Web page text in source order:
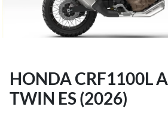
HONDA CRF1100L
TWIN ES (2026)